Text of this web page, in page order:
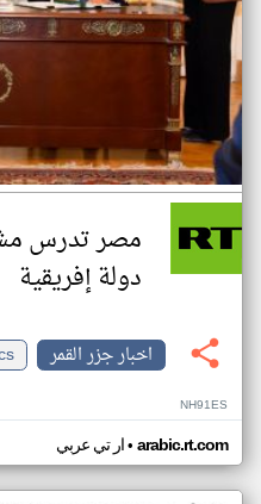
مصر تدرس
دولة إفريقية
اخبار جزر القمر
NH91ES
ار تي عربي• arabic.rt.com